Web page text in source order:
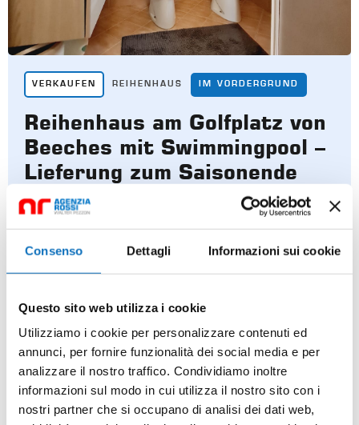
Consenso Dettagli Informazioni sui cookie
Questo sito web utilizza i cookie
Utilizziamo i cookie per personalizzare contenuti ed
annunci, per fornire funzionalità dei social media e per
analizzare il nostro traffico. Condividiamo inoltre
informazioni sul modo in cui utilizza il nostro sito con i
nostri partner che si occupano di analisi dei dati web,
VERKAUFEN REIHENHAUS IM VORDERGRUND
Reihenhaus am Golfplatz von
Beeches mit Swimmingpool –
Lieferung zum Saisonende
€265.000,00